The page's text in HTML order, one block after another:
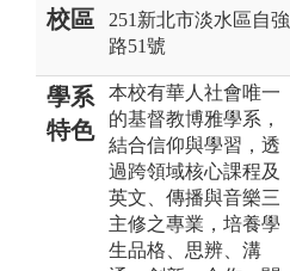
校區
251新北市淡水區自強
路51號
學系
特色
本校有華人社會唯一
的基督教博雅學系，
結合信仰與學習，透
過跨領域核心課程及
英文、傳播與音樂三
主修之專業，培養學
生品格、思辨、溝